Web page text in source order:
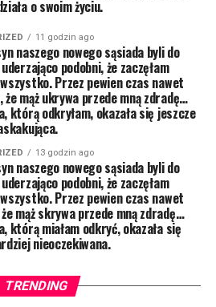
o swoim życiu.
11 godzin ago
naszego nowego sąsiada byli do
podobni, że zaczęłam
Przez pewien czas nawet
że mąż ukrywa przede mną zdradę…
którą odkryłam, okazała się jeszcze
13 godzin ago
naszego nowego sąsiada byli do
podobni, że zaczęłam
Przez pewien czas nawet
że mąż skrywa przede mną zdradę…
którą miałam odkryć, okazała się
nieoczekiwana.
TRENDING